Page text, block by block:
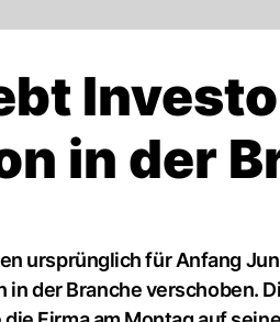
in der
ursprünglich für Anfang
der Branche verschoben.